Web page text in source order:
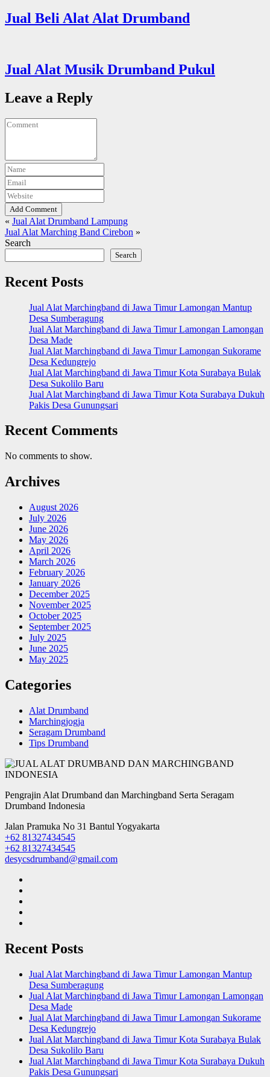
Jual Beli Alat Alat Drumband
Jual Alat Musik Drumband Pukul
Leave a Reply
Add Comment
« Jual Alat Drumband Lampung
Jual Alat Marching Band Cirebon »
Search
Search
Recent Posts
Jual Alat Marchingband di Jawa Timur Lamongan Mantup
Desa Sumberagung
Jual Alat Marchingband di Jawa Timur Lamongan Lamongan
Desa Made
Jual Alat Marchingband di Jawa Timur Lamongan Sukorame
Desa Kedungrejo
Jual Alat Marchingband di Jawa Timur Kota Surabaya Bulak
Desa Sukolilo Baru
Jual Alat Marchingband di Jawa Timur Kota Surabaya Dukuh
Pakis Desa Gunungsari
Recent Comments
No comments to show.
Archives
August 2026
July 2026
June 2026
May 2026
April 2026
March 2026
February 2026
January 2026
December 2025
November 2025
October 2025
September 2025
July 2025
June 2025
May 2025
Categories
Alat Drumband
Marchingjogja
Seragam Drumband
Tips Drumband
Pengrajin Alat Drumband dan Marchingband Serta Seragam
Drumband Indonesia
Jalan Pramuka No 31 Bantul Yogyakarta
+62 81327434545
+62 81327434545
desycsdrumband@gmail.com
Recent Posts
Jual Alat Marchingband di Jawa Timur Lamongan Mantup
Desa Sumberagung
Jual Alat Marchingband di Jawa Timur Lamongan Lamongan
Desa Made
Jual Alat Marchingband di Jawa Timur Lamongan Sukorame
Desa Kedungrejo
Jual Alat Marchingband di Jawa Timur Kota Surabaya Bulak
Desa Sukolilo Baru
Jual Alat Marchingband di Jawa Timur Kota Surabaya Dukuh
Pakis Desa Gunungsari